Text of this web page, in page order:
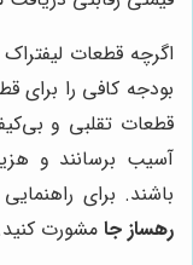
اگرچه قطعات
بودجه کافی را برای
قطعات تقلبی و
آسیب برسانند و
باشند. برای
رهساز جا مشورت